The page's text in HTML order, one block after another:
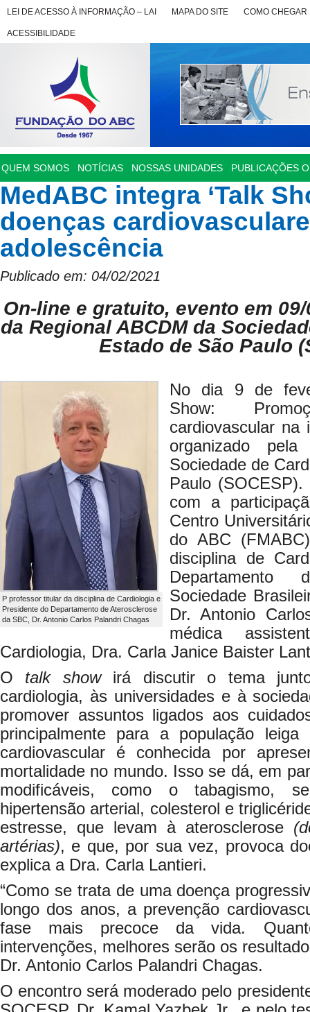
LEI DE ACESSO À INFORMAÇÃO – LAI MAPA DO SITE COMO CHEGAR
ACESSIBILIDADE
QUEM SOMOS NOTÍCIAS NOSSAS UNIDADES PUBLICAÇÕES
MedABC integra ‘Talk
doenças
adolescência
Publicado em: 04/02/2021
On-line e gratuito, evento em
da Regional ABCDM da
Estado de São Paulo
P professor titular da disciplina de Cardiologia e
Presidente do Departamento de Aterosclerose
da SBC, Dr. Antonio Carlos Palandri Chagas
No dia 9 de
Show:
cardiovascular na
organizado
Sociedade de
Paulo
com a
Centro
do ABC
disciplina de
Departamento
Sociedade
Dr. Antonio
médica
Cardiologia, Dra. Carla Janice Baister
O talk show irá discutir o tema
cardiologia, às universidades e à
promover assuntos ligados aos
principalmente para a população
cardiovascular é conhecida por
mortalidade no mundo. Isso se dá, em
modificáveis, como o tabagismo,
hipertensão arterial, colesterol e
estresse, que levam à aterosclerose
artérias), e que, por sua vez, provoca
explica a Dra. Carla Lantieri.
“Como se trata de uma doença
longo dos anos, a prevenção
fase mais precoce da vida.
intervenções, melhores serão os
Dr. Antonio Carlos Palandri Chagas.
O encontro será moderado pelo